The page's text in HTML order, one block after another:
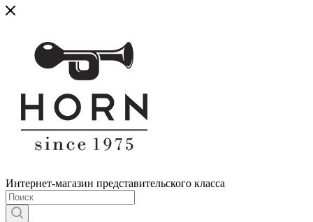
Интернет-магазин представительского класса